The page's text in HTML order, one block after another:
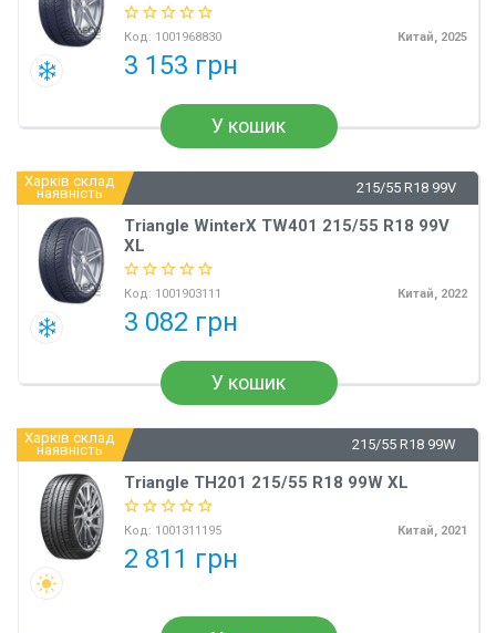
Код: 1001968830 Китай, 2025
3 153 грн
У кошик
215/55 R18 99V
Харків склад
наявність
Triangle WinterX TW401 215/55 R18 99V
XL
Код: 1001903111 Китай, 2022
3 082 грн
У кошик
215/55 R18 99W
Харків склад
наявність
Triangle TH201 215/55 R18 99W XL
Код: 1001311195 Китай, 2021
2 811 грн